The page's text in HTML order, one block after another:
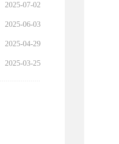
2025-07-02
2025-06-03
2025-04-29
2025-03-25